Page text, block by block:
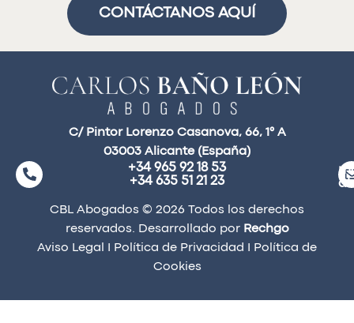
CONTÁCTANOS AQUÍ
C/ Pintor Lorenzo Casanova, 66, 1° A
03003 Alicante (España)
+34 965 92 18 53
+34 635 51 21 23
CBL Abogados © 2026 Todos los derechos
reservados. Desarrollado por Rechgo
Aviso Legal
Política de Privacidad
Política de
Cookies